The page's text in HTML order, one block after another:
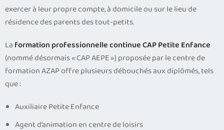
exercer à leur propre compte, à domicile ou sur le lieu de
résidence des parents des tout-petits.
La formation professionnelle continue CAP Petite Enfance
(nommé désormais « CAP AEPE ») proposée par le centre de
formation AZAP offre plusieurs débouchés aux diplômés, tels
que :
Auxiliaire Petite Enfance
Agent d’animation en centre de loisirs